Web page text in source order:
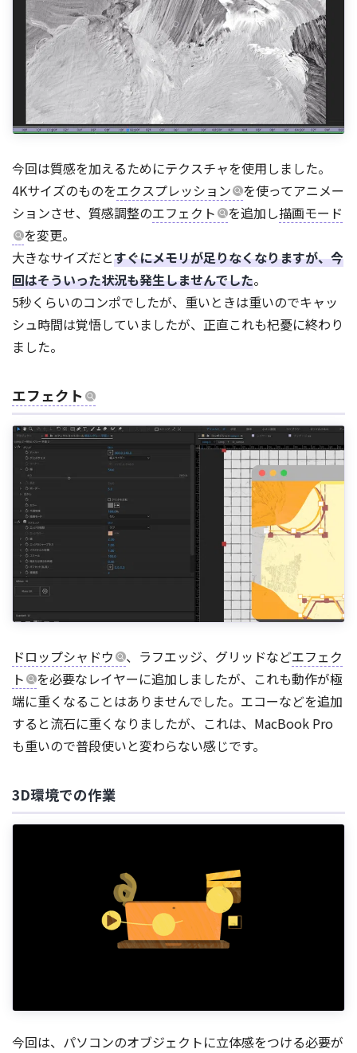
今回は質感を加えるためにテクスチャを使用しました。
4Kサイズのものをエクスプレッション
を使ってアニメー
ションさせ、質感調整のエフェクト を追加し描画モード
を変更。
大きなサイズだとすぐにメモリが足りなくなりますが、今
回はそういった状況も発生しませんでした。
5秒くらいのコンポでしたが、重いときは重いのでキャッ
シュ時間は覚悟していましたが、正直これも杞憂に終わり
ました。
エフェクト
ドロップシャドウ 、ラフエッジ、グリッドなどエフェク
ト
を必要なレイヤーに追加しましたが、これも動作が極
端に重くなることはありませんでした。エコーなどを追加
すると流石に重くなりましたが、これは、MacBook Pro
も重いので普段使いと変わらない感じです。
3D環境での作業
今回は、パソコンのオブジェクトに立体感をつける必要が